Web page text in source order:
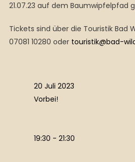
21.07.23 auf dem Baumwipfelpfad
Tickets sind über die Touristik Bad
07081 10280 oder touristik@bad-
20 Juli 2023
Vorbei!
19:30 - 21:30